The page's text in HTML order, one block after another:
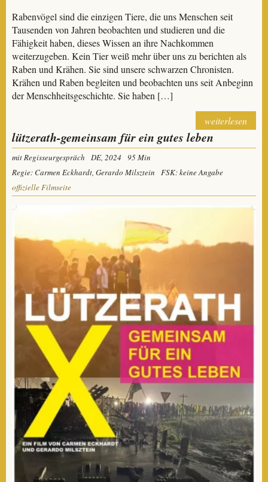
Rabenvögel sind die einzigen Tiere, die uns Menschen seit
Tausenden von Jahren beobachten und studieren und die
Fähigkeit haben, dieses Wissen an ihre Nachkommen
weiterzugeben. Kein Tier weiß mehr über uns zu berichten als
Raben und Krähen. Sie sind unsere schwarzen Chronisten.
Krähen und Raben begleiten und beobachten uns seit Anbeginn
der Menschheitsgeschichte. Sie haben […]
weiterlesen
lützerath-gemeinsam für ein gutes leben
mit Regisseurgespräch DE, 2024
95 Min
Regie: Carmen Eckhardt, Gerardo Milsztein
FSK: keine Angabe
offizielle Filmseite